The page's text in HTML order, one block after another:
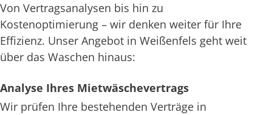
Von Vertragsanalysen bis hin zu
Kostenoptimierung – wir denken weiter für Ihre
Effizienz. Unser Angebot in Weißenfels geht weit
über das Waschen hinaus:
Analyse Ihres Mietwäschevertrags
Wir prüfen Ihre bestehenden Verträge in